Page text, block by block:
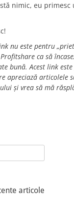
nimic, eu primesc
nu este pentru
ca să
bună. Acest link
apreciază articolele
și vrea să mă
articole